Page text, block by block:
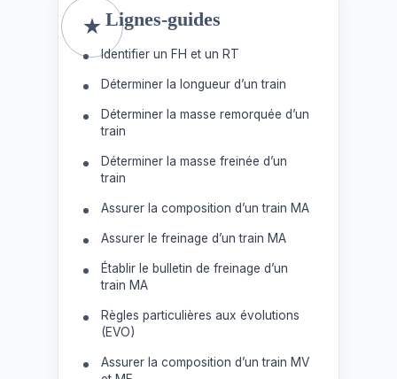
Lignes-guides
Identifier un FH et un RT
Déterminer la longueur d’un train
Déterminer la masse remorquée d’un
train
Déterminer la masse freinée d’un
train
Assurer la composition d’un train MA
Assurer le freinage d’un train MA
Établir le bulletin de freinage d’un
train MA
Règles particulières aux évolutions
(EVO)
Assurer la composition d’un train MV